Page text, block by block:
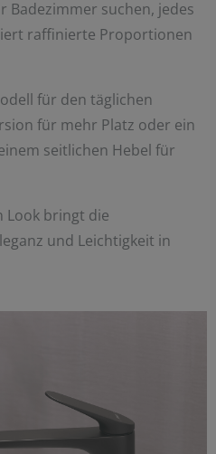
Badezimmer suchen, jedes
raffinierte Proportionen
für den täglichen
für mehr Platz oder ein
seitlichen Hebel für
Look bringt die
und Leichtigkeit in